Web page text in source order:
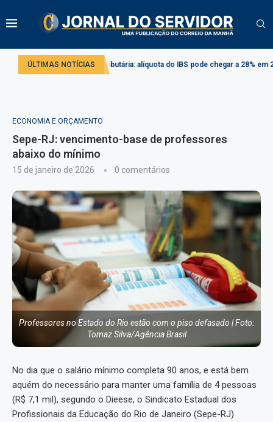
ÚLTIMAS NOTÍCIAS
Reforma tributária: alíquota do IBS pode chegar a 28% em 2033
ECONOMIA E ORÇAMENTO
Sepe-RJ: vencimento-base de professores
abaixo do mínimo
15 de janeiro de 2026 0 comentários
Professores no Estado do Rio estão com o piso defasado | Foto:
Tomaz Silva/Agência Brasil
No dia que o salário mínimo completa 90 anos, e está bem
aquém do necessário para manter uma família de 4 pessoas
(R$ 7,1 mil), segundo o Dieese, o Sindicato Estadual dos
Profissionais da Educação do Rio de Janeiro (Sepe-RJ)